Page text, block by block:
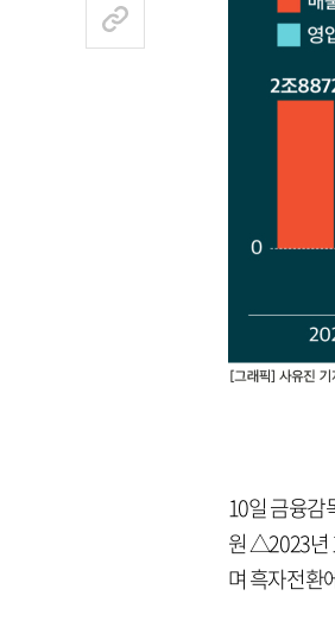
10일 금융
원 △2023년
며 흑자전환